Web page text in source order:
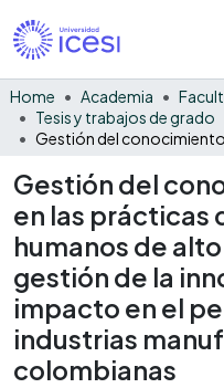
Home Academia
Tesis y trabajos de grado
Gestión del
en las prácticas
humanos de
gestión de la
impacto en el
industrias
colombianas